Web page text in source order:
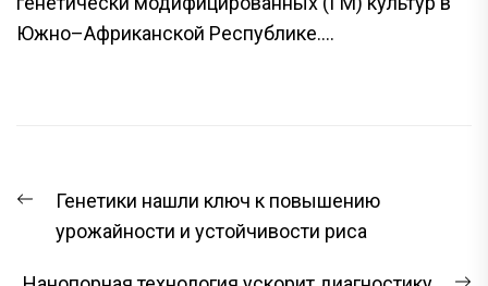
Южно–Африканской Республике....
ПО
ЗАПИСЯМ
Предыдущая
запись:
Генетики нашли ключ к повышению
урожайности и устойчивости риса